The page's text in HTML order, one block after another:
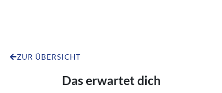
ZUR ÜBERSICHT
Das erwartet dich